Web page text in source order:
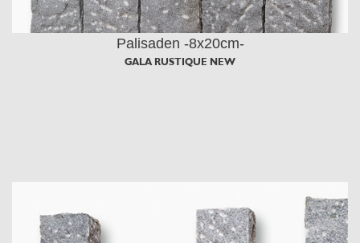
Palisaden -8x20cm-
GALA RUSTIQUE NEW